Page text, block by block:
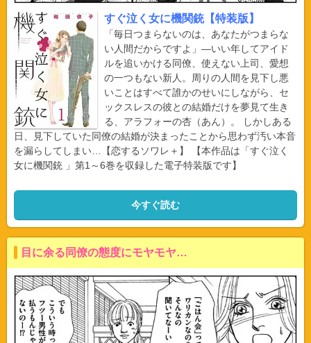
すぐ泣く女に機関銃【特装版】
「毎日つまらないのは、あなたがつまらな
い人間だからですよ」―いい年してアイド
ルを追いかける同僚、使えない上司、愛想
の一つもない新人。周りの人間を見下し悪
いことはすべて誰かのせいにしながら、セ
ックスレスの彼との結婚だけを夢見て生き
る、アラフォーの杏（あん）。 しかしある
日、見下していた同僚の結婚が決まったことから思わず汚い本音
を漏らしてしまい…【恋するソワレ＋】 【本作品は「すぐ泣く
女に機関銃 」第1～6巻を収録した電子特装版です】
今すぐ読む
目に余る同僚の態度にモヤモヤ…